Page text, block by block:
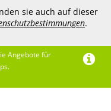
sie auch auf dieser
.
Angebote für